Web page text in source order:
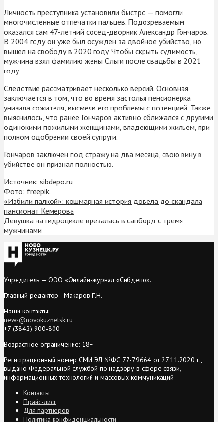
Личность преступника установили быстро — помогли
многочисленные отпечатки пальцев. Подозреваемым
оказался сам 47-летний сосед-дворник Александр Гончаров.
В 2004 году он уже был осужден за двойное убийство, но
вышел на свободу в 2020 году. Чтобы скрыть судимость,
мужчина взял фамилию жены Ольги после свадьбы в 2021
году.
Следствие рассматривает несколько версий. Основная
заключается в том, что во время застолья пенсионерка
унизила сожителя, высмеяв его проблемы с потенцией. Также
выяснилось, что ранее Гончаров активно сближался с другими
одинокими пожилыми женщинами, владеющими жильем, при
полном одобрении своей супруги.
Гончаров заключен под стражу на два месяца, свою вину в
убийстве он признал полностью.
Источник: sibdepo.ru
Фото: freepik.
«Избили палкой»: кошмарная история довела до скандала
пансионат Кемерова
Девушка на гидроцикле врезалась в сапборд с тремя
мужчинами
Учредитель — ООО «Онлайн-журнал «Сибдепо».
Главный редактор - Макаров Г.Н.
Наши контакты:
news@novokuznetsk.ru
+7 (3842) 900-800
Возрастное ограничение: 18+
Регистрационный номер СМИ ЭЛ №ФС 77-79664 от 27.11.2020 г.,
выдано Федеральной службой по надзору в сфере связи,
информационных технологий и массовых коммуникаций
Контакты
Прайс-лист
Для партнеров
Политика конфиденциальности